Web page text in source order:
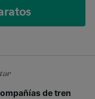
de tren